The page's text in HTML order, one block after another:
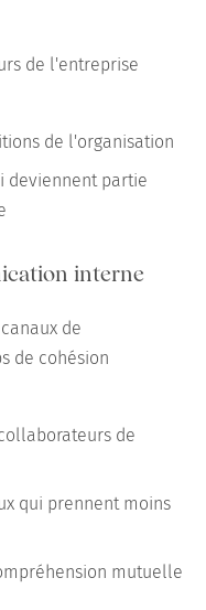
de l'entreprise
de l'organisation
deviennent partie
interne
de
de cohésion
de
qui prennent moins
mutuelle